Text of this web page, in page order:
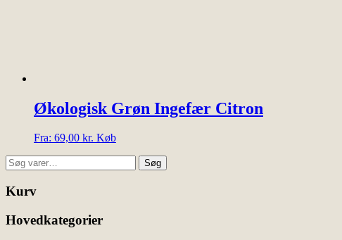
Økologisk Grøn Ingefær Citron
Fra: 69,00 kr. KøbDette
Søg
efter:
Søg
Kurv
Hovedkategorier